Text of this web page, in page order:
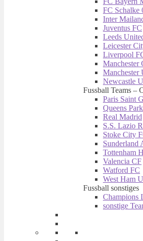
FC Schalke
Inter
Juventus FC
Leeds
Leicester
Liverpool
Manchester
Manchester
Newcastle
Fussball Teams –
Paris Saint
Queens
Real Madrid
S.S. Lazio
Stoke City
Sunderland
Tottenham
Valencia CF
Watford FC
West Ham
Fussball sonstiges
Champions
sonstige